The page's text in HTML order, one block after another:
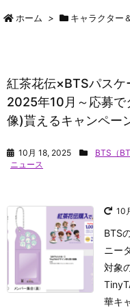
ホーム > キャラクター
紅茶花伝×BTSパスケ
2025年10月～応募で
像)貰えるキャンペー
10月 18, 2025 BTS（
ニュース
10
BTS
ニー
対象
華キ